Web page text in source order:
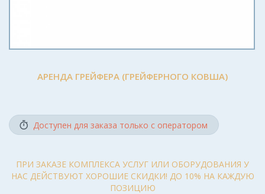
АРЕНДА ГРЕЙФЕРА (ГРЕЙФЕРНОГО КОВША)
Доступен для заказа только с оператором
ПРИ ЗАКАЗЕ КОМПЛЕКСА УСЛУГ ИЛИ ОБОРУДОВАНИЯ У
НАС ДЕЙСТВУЮТ ХОРОШИЕ СКИДКИ! ДО 10% НА КАЖДУЮ
ПОЗИЦИЮ